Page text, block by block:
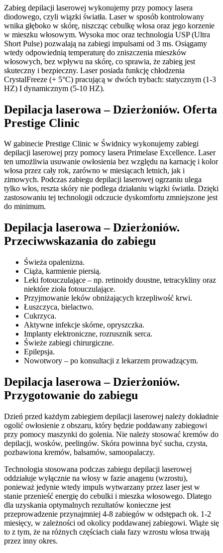
Zabieg depilacji laserowej wykonujemy przy pomocy lasera
diodowego, czyli wiązki światła. Laser w sposób kontrolowany
wnika głęboko w skórę, niszcząc cebulkę włosa oraz jego korzenie
w mieszku włosowym. Wysoka moc oraz technologia USP (Ultra
Short Pulse) pozwalają na zabiegi impulsami od 3 ms. Osiągamy
wtedy odpowiednią temperaturę do zniszczenia mieszków
włosowych, bez wpływu na skórę, co sprawia, że zabieg jest
skuteczny i bezpieczny. Laser posiada funkcję chłodzenia
CrystalFreeze (+ 5°C) pracującą w dwóch trybach: statycznym (1-3
HZ) I dynamicznym (5-10 HZ).
Depilacja laserowa – Dzierżoniów. Oferta
Prestige Clinic
W gabinecie Prestige Clinic w Świdnicy wykonujemy zabiegi
depilacji laserowej przy pomocy lasera Primelase Excellence. Laser
ten umożliwia usuwanie owłosienia bez względu na karnację i kolor
włosa przez cały rok, zarówno w miesiącach letnich, jak i
zimowych. Podczas zabiegu depilacji laserowej ogrzaniu ulega
tylko włos, reszta skóry nie podlega działaniu wiązki światła. Dzięki
zastosowaniu tej technologii odczucie dyskomfortu zmniejszone jest
do minimum.
Depilacja laserowa – Dzierżoniów.
Przeciwwskazania do zabiegu
Świeża opalenizna.
Ciąża, karmienie piersią.
Leki fotouczulające – np. retinoidy doustne, tetracykliny oraz
niektóre zioła fotouczulające.
Przyjmowanie leków obniżających krzepliwość krwi.
Łuszczyca, bielactwo.
Cukrzyca.
Aktywne infekcje skórne, opryszczka.
Implanty elektroniczne, rozrusznik serca.
Świeże zabiegi chirurgiczne.
Epilepsja.
Nowotwory – po konsultacji z lekarzem prowadzącym.
Depilacja laserowa – Dzierżoniów.
Przygotowanie do zabiegu
Dzień przed każdym zabiegiem depilacji laserowej należy dokładnie
ogolić owłosienie z obszaru, który będzie poddawany zabiegowi
przy pomocy maszynki do golenia. Nie należy stosować kremów do
depilacji, wosków, peelingów. Skóra powinna być sucha, czysta,
pozbawiona kremów, balsamów, samoopalaczy.
Technologia stosowana podczas zabiegu depilacji laserowej
oddziałuje wyłącznie na włosy w fazie anagenu (wzrostu),
ponieważ jedynie wtedy impuls wytwarzany przez laser jest w
stanie przenieść energię do cebulki i mieszka włosowego. Dlatego
dla uzyskania optymalnych rezultatów konieczne jest
przeprowadzenie przynajmniej 4-8 zabiegów w odstępach ok. 1-2
miesięcy, w zależności od okolicy poddawanej zabiegowi. Wiąże się
to z tym, że na różnych częściach ciała fazy wzrostu włosa trwają
przez inny okres.